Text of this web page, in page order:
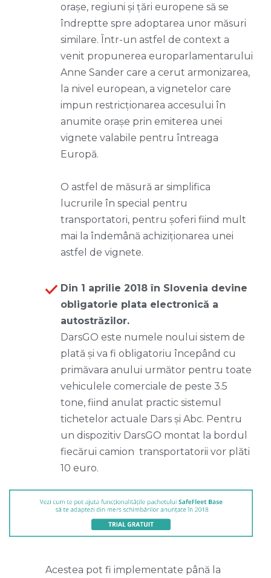
orașe, regiuni și țări europene să se
îndreptte spre adoptarea unor măsuri
similare. Într-un astfel de context a
venit propunerea europarlamentarului
Anne Sander care a cerut armonizarea,
la nivel european, a vignetelor care
impun restricționarea accesului în
anumite orașe prin emiterea unei
vignete valabile pentru întreaga
Europă.
O astfel de măsură ar simplifica
lucrurile în special pentru
transportatori, pentru șoferi fiind mult
mai la îndemână achiziționarea unei
astfel de vignete.
Din 1 aprilie 2018 în Slovenia devine
obligatorie plata electronică a
autostrăzilor.
DarsGO este numele noului sistem de
plată și va fi obligatoriu începând cu
primăvara anului următor pentru toate
vehiculele comerciale de peste 3.5
tone, fiind anulat practic sistemul
tichetelor actuale Dars și Abc. Pentru
un dispozitiv DarsGO montat la bordul
fiecărui camion transportatorii vor plăti
10 euro.
Acestea pot fi implementate până la